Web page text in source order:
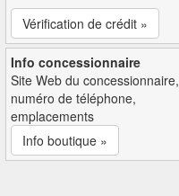
Vérification de crédit »
Info concessionnaire
Site Web du concessionnaire,
numéro de téléphone,
emplacements
Info boutique »